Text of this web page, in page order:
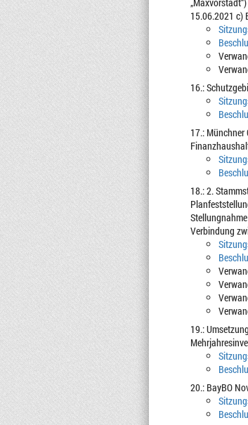
15.06.2021 c)
16.:
17.:
18.: 2.
Verbindung
19.:
20.: BayBO